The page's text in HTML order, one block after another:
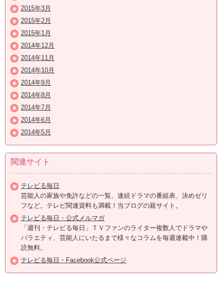
2015年3月
2015年2月
2015年1月
2014年12月
2014年11月
2014年10月
2014年9月
2014年8月
2014年7月
2014年6月
2014年5月
関連サイト
テレビる毎日
芸能人の家族や免許などの一覧、連続ドラマの番組表、決めゼリ
フなど。テレビ関連資料も満載！当ブログの親サイト。
テレビる毎日・公式メルマガ
「週刊・テレビる毎日」ＴＶファンのライター複数人でドラマや
バラエティ、芸能人にいたるまで様々なコラムを毎週連載中！購
読無料。
テレビる毎日・Facebook公式ページ